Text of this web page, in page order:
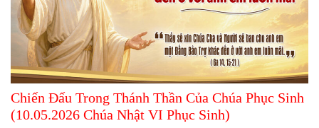
Chiến Đấu Trong Thánh Thần Của Chúa Phục Sinh
(10.05.2026 Chúa Nhật VI Phục Sinh)